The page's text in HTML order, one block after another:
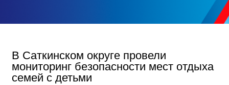
В Саткинском округе провели
мониторинг безопасности мест отдыха
семей с детьми